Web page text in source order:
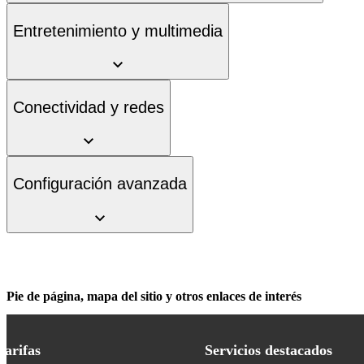
Entretenimiento y multimedia
Conectividad y redes
Configuración avanzada
Pie de página, mapa del sitio y otros enlaces de interés
Servicios destacados